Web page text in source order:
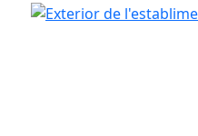
Exterior de l'establiment